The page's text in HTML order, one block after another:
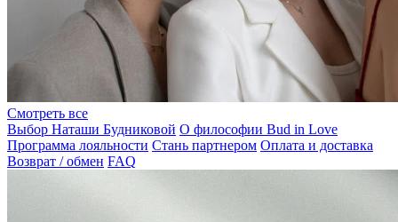
Смотреть все
Выбор Наташи Будниковой О философии Bud in Love
Программа лояльности Стань партнером Оплата и доставка
Возврат / обмен FAQ